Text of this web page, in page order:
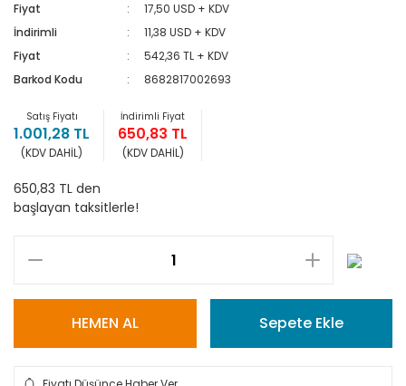
Fiyat
17,50 USD + KDV
İndirimli
11,38 USD + KDV
Fiyat
542,36 TL + KDV
Barkod Kodu
8682817002693
Satış Fiyatı
1.001,28 TL
(KDV DAHİL)
İndirimli Fiyat
650,83 TL
(KDV DAHİL)
650,83 TL den
başlayan taksitlerle!
HEMEN AL Sepete Ekle